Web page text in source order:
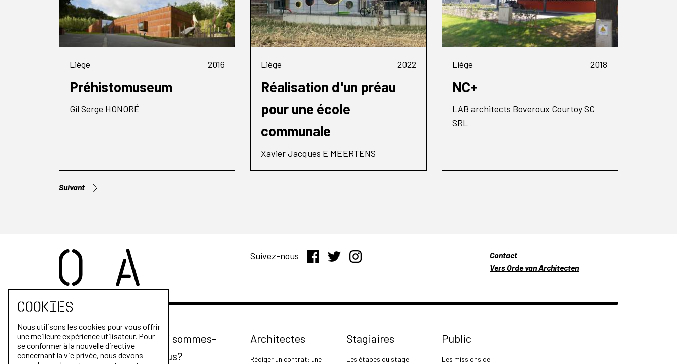
Liège 2016
Préhistomuseum
Gil Serge HONORÉ
Liège 2022
Réalisation d'un préau
pour une école
communale
Xavier Jacques E MEERTENS
Liège 2018
NC+
LAB architects Boveroux Courtoy SC
SRL
Suivant
Suivez-nous
Contact
Vers Orde van Architecten
Qui sommes-
nous?
Architectes
Rédiger un contrat: une
Stagiaires
Les étapes du stage
Public
Les missions de
Cookies
Nous utilisons les cookies pour vous offrir
une meilleure expérience utilisateur. Pour
se conformer à la nouvelle directive
concernant la vie privée, nous devons